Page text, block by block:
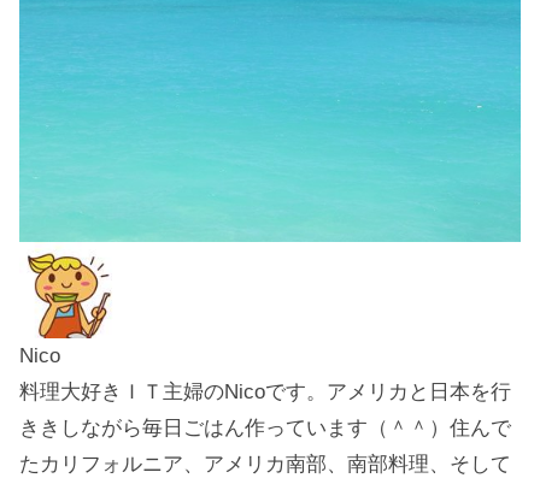
Nico
料理大好きＩＴ主婦のNicoです。アメリカと日本を行
ききしながら毎日ごはん作っています（＾＾）住んで
たカリフォルニア、アメリカ南部、南部料理、そして